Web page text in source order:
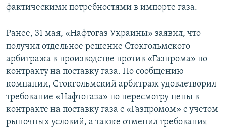
фактическими потребностями в импорте газа.
Ранее, 31 мая, «Нафтогаз Украины» заявил, что
получил отдельное решение Стокгольмского
арбитража в производстве против «Газпрома» по
контракту на поставку газа. По сообщению
компании, Стокгольмский арбитраж удовлетворил
требование «Нафтогаза» по пересмотру цены в
контракте на поставку газа с «Газпромом» с учетом
рыночных условий, а также отменил требования